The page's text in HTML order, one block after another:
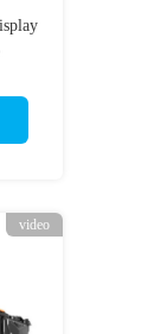
video